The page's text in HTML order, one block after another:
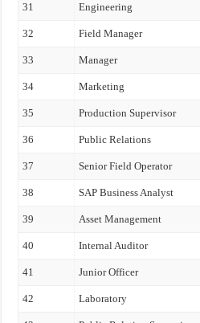
31 Engineering
32 Field Manager
33 Manager
34 Marketing
35 Production Supervisor
36 Public Relations
37 Senior Field Operator
38 SAP Business Analyst
39 Asset Management
40 Internal Auditor
41 Junior Officer
42 Laboratory